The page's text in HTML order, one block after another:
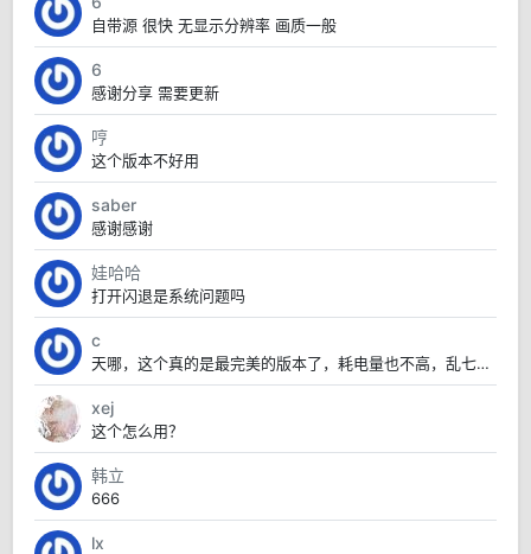
自带源 很快 无显示分辨率 画质一般
6
感谢分享 需要更新
哼
这个版本不好用
saber
感谢感谢
娃哈哈
打开闪退是系统问题吗
c
天哪，这个真的是最完美的版本了，耗电量也不高，乱七八糟的也没有，太赞了
xej
这个怎么用？
韩立
666
lx